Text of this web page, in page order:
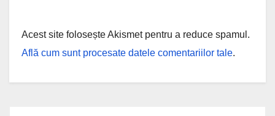
Acest site folosește Akismet pentru a reduce spamul.
Află cum sunt procesate datele comentariilor tale.